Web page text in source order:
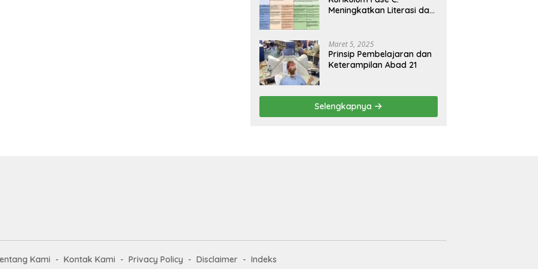
Meningkatkan Literasi dan
Maret 5, 2025
Prinsip Pembelajaran dan
Keterampilan Abad 21
Selengkapnya
Kami Kontak Kami Privacy Policy Disclaimer Indeks